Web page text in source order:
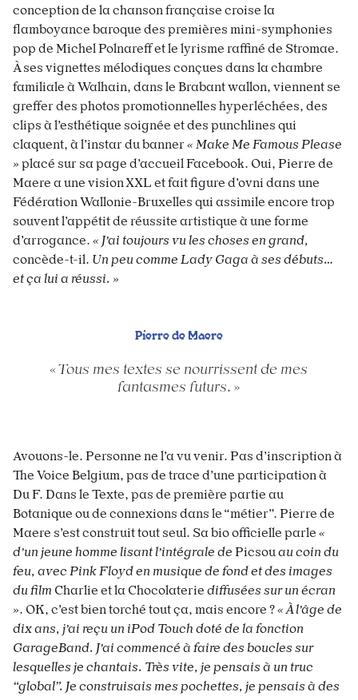
conception de la chanson française croise la
flamboyance baroque des premières mini-symphonies
pop de Michel Polnareff et le lyrisme raffiné de Stromae.
À ses vignettes mélodiques conçues dans la chambre
familiale à Walhain, dans le Brabant wallon, viennent se
greffer des photos promotionnelles hyperléchées, des
clips à l’esthétique soignée et des punchlines qui
claquent, à l’instar du banner « Make Me Famous Please
» placé sur sa page d’accueil Facebook. Oui, Pierre de
Maere a une vision XXL et fait figure d’ovni dans une
Fédération Wallonie-Bruxelles qui assimile encore trop
souvent l’appétit de réussite artistique à une forme
d’arrogance. « J’ai toujours vu les choses en grand,
concède-t-il. Un peu comme Lady Gaga à ses débuts…
et ça lui a réussi. »
Pierre de Maere
Tous mes textes se nourrissent de mes
fantasmes futurs.
Avouons-le. Personne ne l’a vu venir. Pas d’inscription à
The Voice Belgium, pas de trace d’une participation à
Du F. Dans le Texte, pas de première partie au
Botanique ou de connexions dans le “métier”. Pierre de
Maere s’est construit tout seul. Sa bio officielle parle «
d’un jeune homme lisant l’intégrale de Picsouau coin du
feu, avec Pink Floyd en musique de fond et des images
du film Charlie et la Chocolaterie diffusées sur un écran
». OK, c’est bien torché tout ça, mais encore ?« À l’âge de
dix ans, j’ai reçu un iPod Touch doté de la fonction
GarageBand. J’ai commencé à faire des boucles sur
lesquelles je chantais. Très vite, je pensais à un truc
“global”. Je construisais mes pochettes, je pensais à des